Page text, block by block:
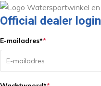
Official dealer login
E-mailadres**